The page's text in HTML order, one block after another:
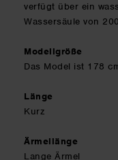
verfügt über ein
Wassersäule von
Modellgröße
Das Model ist 178
Länge
Kurz
Ärmellänge
Lange Ärmel